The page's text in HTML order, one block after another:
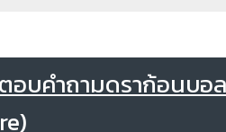
อบคำถามดราก้อนบอ